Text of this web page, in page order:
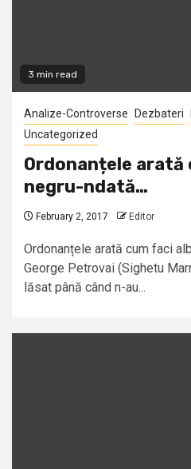
3 min read
Analize-Controverse Dezbateri
Uncategorized
Ordonanțele arată
negru-ndată…
February 2, 2017 Editor
Ordonanțele arată cum faci
George Petrovai (Sighetu
lăsat până când n-au...